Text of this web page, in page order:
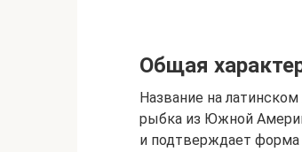
Общая
Название на
рыбка из Южной
и подтверждает форма